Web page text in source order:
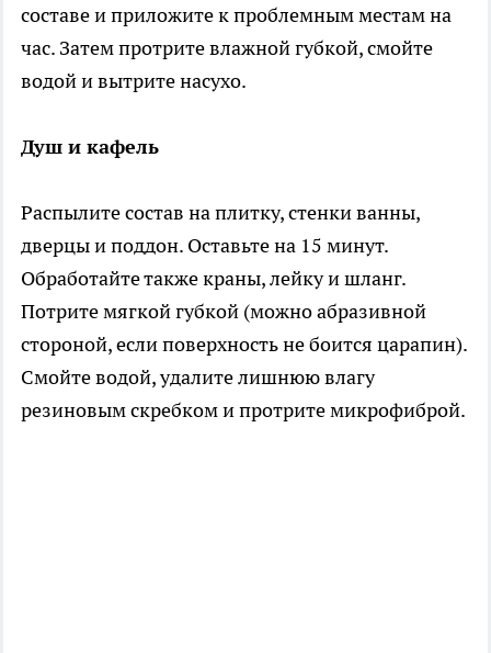
составе и приложите к проблемным местам на
час. Затем протрите влажной губкой, смойте
водой и вытрите насухо.
Душ и кафель
Распылите состав на плитку, стенки ванны,
дверцы и поддон. Оставьте на 15 минут.
Обработайте также краны, лейку и шланг.
Потрите мягкой губкой (можно абразивной
стороной, если поверхность не боится царапин).
Смойте водой, удалите лишнюю влагу
резиновым скребком и протрите микрофиброй.